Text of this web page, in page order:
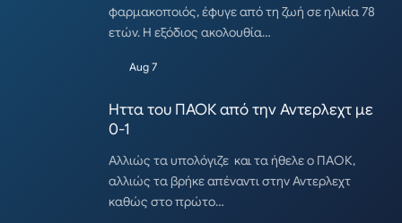
φαρμακοποιός, έφυγε από τη ζωή σε ηλικία 78
ετών. Η εξόδιος ακολουθία…
Aug 7
Ηττα του ΠΑΟΚ από την Αντερλεχτ με
0-1
Αλλιώς τα υπολόγιζε και τα ήθελε ο ΠΑΟΚ,
αλλιώς τα βρήκε απέναντι στην Αντερλεχτ
καθώς στο πρώτο…